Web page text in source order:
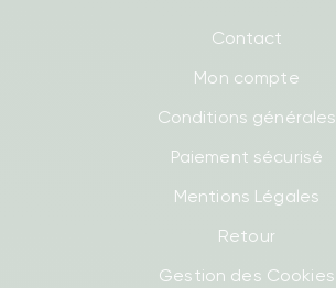
Contact
Mon compte
Conditions générales
Paiement sécurisé
Mentions Légales
Retour
Gestion des Cookies